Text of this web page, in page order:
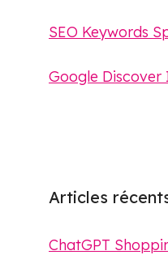
SEO Keywords
Google Discover
Articles
ChatGPT